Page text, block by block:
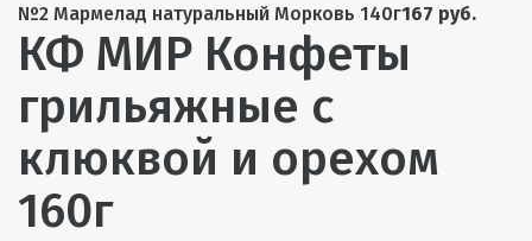
№2 Мармелад натуральный Морковь 140г167 руб.
КФ МИР Конфеты
грильяжные с
клюквой и орехом
160г